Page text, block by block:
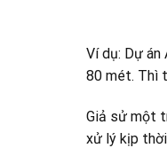
Ví dụ: Dự
80 mét. Thì
Giả sử một
xử lý kịp